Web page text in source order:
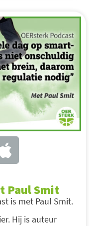
Paul Smit
is met Paul Smit.
Hij is auteur